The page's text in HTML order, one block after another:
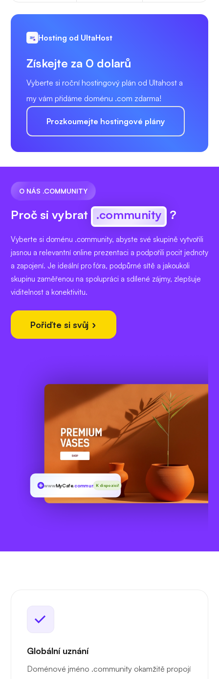
Hosting od UltaHost
Získejte za 0 dolarů
Vyberte si roční hostingový plán od Ultahost a
my vám přidáme doménu .com zdarma!
Prozkoumejte hostingové plány
O NÁS .COMMUNITY
Proč si vybrat .community ?
Vyberte si doménu .community, abyste své skupině vytvořili
jasnou a relevantní online prezentaci a podpořili pocit jednoty
a zapojení. Je ideální pro fóra, podpůrné sítě a jakoukoli
skupinu zaměřenou na spolupráci a sdílené zájmy, zlepšuje
viditelnost a konektivitu.
Pořiďte si svůj
wwwMyCafe.communityK dispozici!
Globální uznání
Doménové jméno .community okamžitě propojí